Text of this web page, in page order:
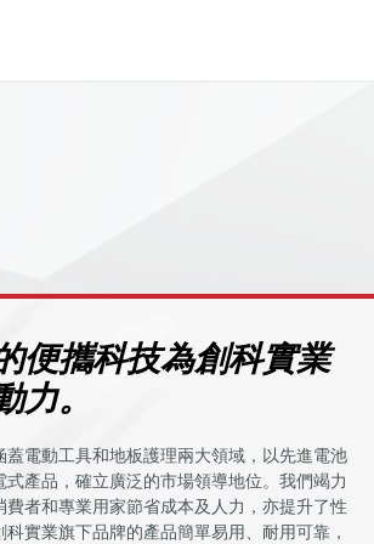
便攜科技為創科實業
力。
蓋電動工具和地板護理兩大領域，以先進電池
產品，確立廣泛的市場領導地位。我們竭力
者和專業用家節省成本及人力，亦提升了性
實業旗下品牌的產品簡單易用、耐用可靠，